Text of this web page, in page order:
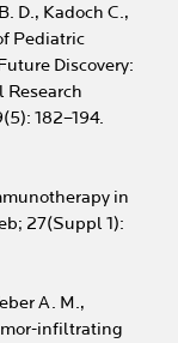
D., Kadoch C.,
Pediatric
Discovery:
Research
182–194.
in
27(Suppl 1):
A. M.,
infiltrating